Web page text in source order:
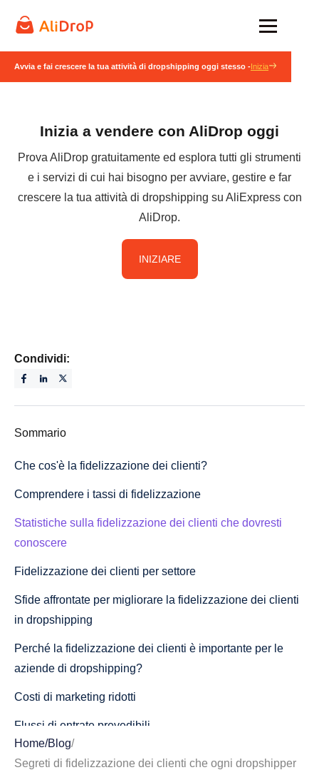
Avvia e fai crescere la tua attività di dropshipping oggi stesso -Inizia
Inizia a vendere con AliDrop oggi
Prova AliDrop gratuitamente ed esplora tutti gli strumenti
e i servizi di cui hai bisogno per avviare, gestire e far
crescere la tua attività di dropshipping su AliExpress con
AliDrop.
INIZIARE
Condividi:
Sommario
Che cos'è la fidelizzazione dei clienti?
Comprendere i tassi di fidelizzazione
Statistiche sulla fidelizzazione dei clienti che dovresti
conoscere
Fidelizzazione dei clienti per settore
Sfide affrontate per migliorare la fidelizzazione dei clienti
in dropshipping
Perché la fidelizzazione dei clienti è importante per le
aziende di dropshipping?
Costi di marketing ridotti
Flussi di entrate prevedibili
Home/Blog/
Segreti di fidelizzazione dei clienti che ogni dropshipper